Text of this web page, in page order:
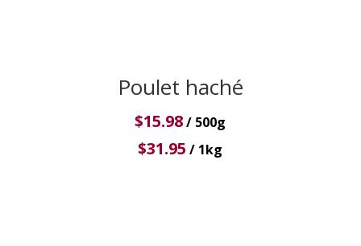
Poulet haché
$15.98/ 500g
$31.95 / 1kg